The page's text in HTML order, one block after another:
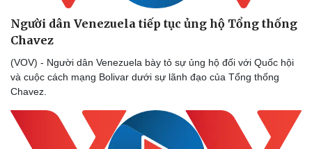
Người dân Venezuela tiếp tục ủng hộ Tổng thống
Chavez
(VOV) - Người dân Venezuela bày tỏ sự ủng hộ đối với Quốc hội
và cuộc cách mạng Bolivar dưới sự lãnh đạo của Tổng thống
Chavez.